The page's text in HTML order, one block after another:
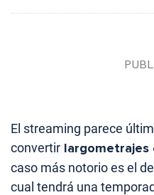
El streaming parece
convertir largometrajes
caso más notorio es el de
cual tendrá una